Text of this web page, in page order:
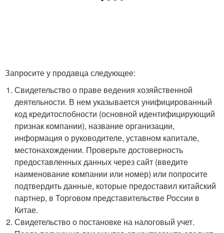
Запросите у продавца следующее:
Свидетельство о праве ведения хозяйственной
деятельности. В нем указывается унифицированный
код кредитоспобности (основной идентифицирующий
признак компании), название организации,
информация о руководителе, уставном капитале,
местонахождении. Проверьте достоверность
предоставленных данных через сайт (введите
наименование компании или номер) или попросите
подтвердить данные, которые предоставил китайский
партнер, в Торговом представительстве России в
Китае.
Свидетельство о постановке на налоговый учет.